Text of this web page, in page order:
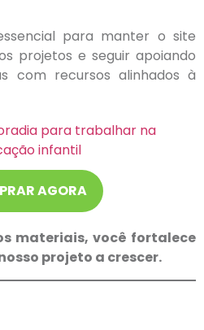
para manter o site
projetos e seguir apoiando
com recursos alinhados à
AGORA
materiais, você fortalece
projeto a crescer.